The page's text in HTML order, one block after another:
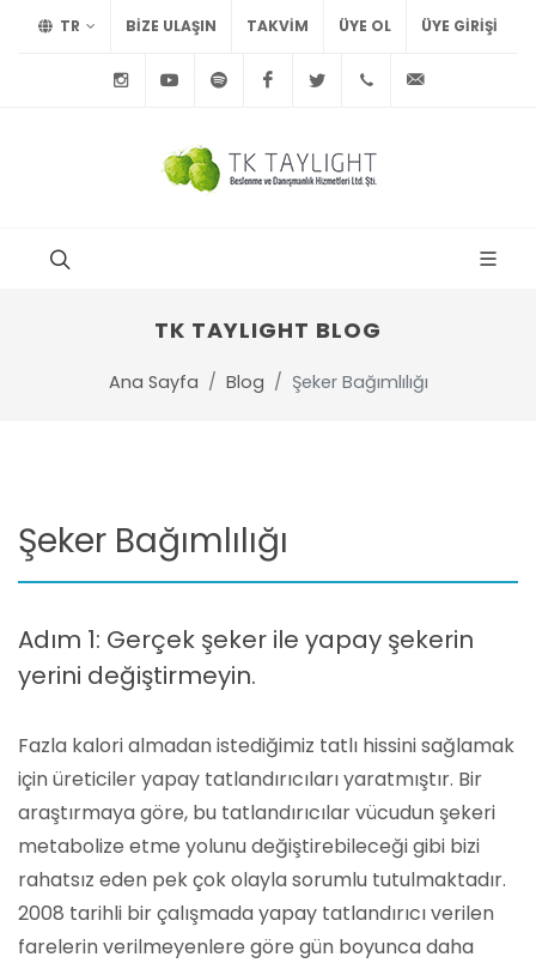
TR BİZE ULAŞIN TAKVİM ÜYE OL ÜYE GIRIŞI
InstagramYoutubeSpotify FacebookTwitter +90
TK TAYLIGHT BLOG
Ana Sayfa Blog Şeker Bağımlılığı
Şeker Bağımlılığı
Adım 1: Gerçek şeker ile yapay şekerin
yerini değiştirmeyin.
Fazla kalori almadan istediğimiz tatlı hissini sağlamak
için üreticiler yapay tatlandırıcıları yaratmıştır. Bir
araştırmaya göre, bu tatlandırıcılar vücudun şekeri
metabolize etme yolunu değiştirebileceği gibi bizi
rahatsız eden pek çok olayla sorumlu tutulmaktadır.
2008 tarihli bir çalışmada yapay tatlandırıcı verilen
farelerin verilmeyenlere göre gün boyunca daha